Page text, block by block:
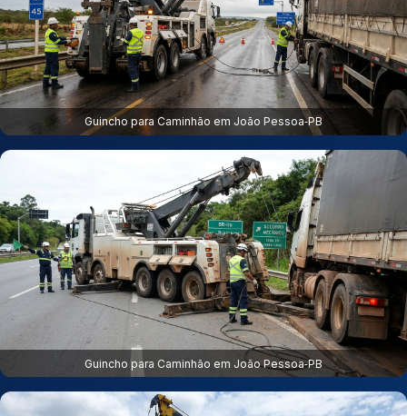
Guincho para Caminhão em João Pessoa‑PB
Guincho para Caminhão em João Pessoa‑PB